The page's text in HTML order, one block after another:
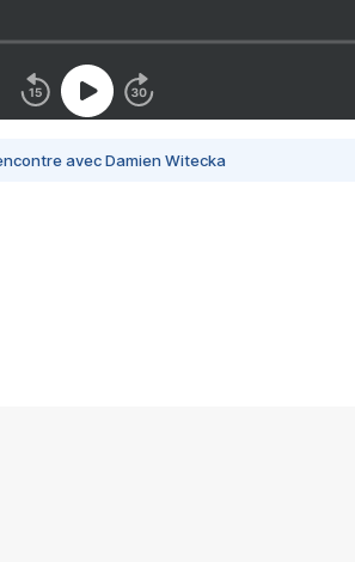
avec Damien Witecka